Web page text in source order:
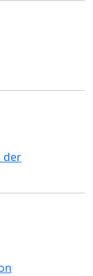
der